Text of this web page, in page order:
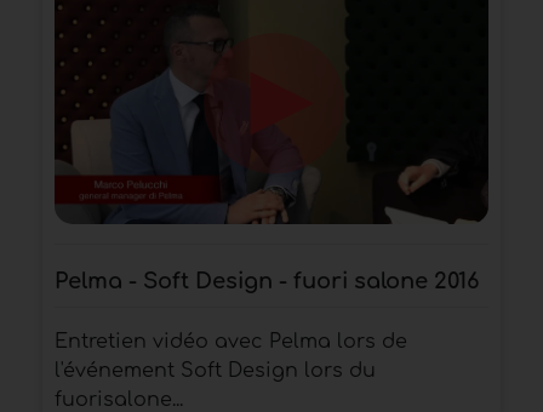
Pelma - Soft Design - fuori salone 2016
Entretien vidéo avec Pelma lors de
l'événement Soft Design lors du
fuorisalone...